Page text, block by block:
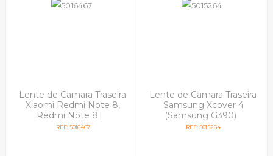
Lente de Camara Traseira
Xiaomi Redmi Note 8,
Redmi Note 8T
REF: 5016467
Lente de Camara Traseira
Samsung Xcover 4
(Samsung G390)
REF: 5015264